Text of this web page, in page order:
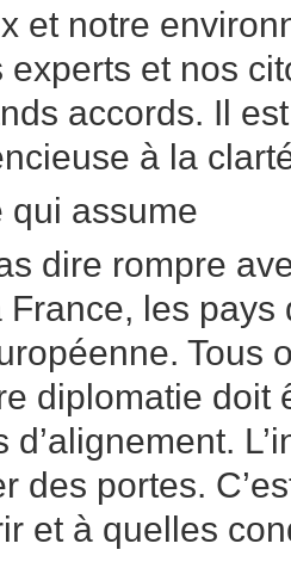
et notre
experts et nos
accords. Il
à la
qui assume
dire rompre
les pays
Tous
diplomatie doit
d’alignement.
des portes.
et à quelles